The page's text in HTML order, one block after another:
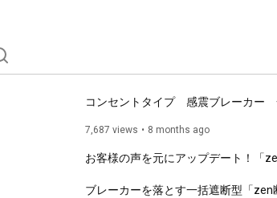
7,687 views 8 months ago
お客様の声を元にアップデート！「
ブレーカーを落とす一括遮断型「zen